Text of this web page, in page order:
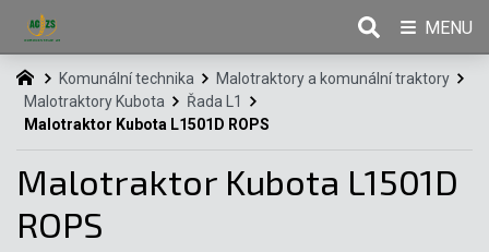
Komunální technika
Malotraktory a komunální traktory
Malotraktory Kubota
Řada L1
Malotraktor Kubota L1501D ROPS
Malotraktor Kubota L1501D
ROPS
MENU